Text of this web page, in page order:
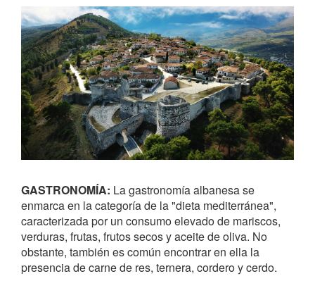
GASTRONOMÍA: La gastronomía albanesa se
enmarca en la categoría de la "dieta mediterránea",
caracterizada por un consumo elevado de mariscos,
verduras, frutas, frutos secos y aceite de oliva. No
obstante, también es común encontrar en ella la
presencia de carne de res, ternera, cordero y cerdo.